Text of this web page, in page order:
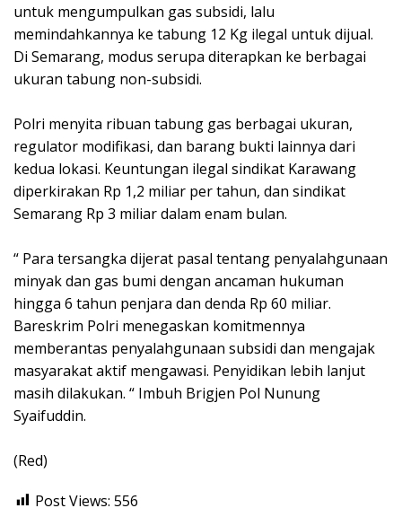
untuk mengumpulkan gas subsidi, lalu
memindahkannya ke tabung 12 Kg ilegal untuk dijual.
Di Semarang, modus serupa diterapkan ke berbagai
ukuran tabung non-subsidi.
Polri menyita ribuan tabung gas berbagai ukuran,
regulator modifikasi, dan barang bukti lainnya dari
kedua lokasi. Keuntungan ilegal sindikat Karawang
diperkirakan Rp 1,2 miliar per tahun, dan sindikat
Semarang Rp 3 miliar dalam enam bulan.
“ Para tersangka dijerat pasal tentang penyalahgunaan
minyak dan gas bumi dengan ancaman hukuman
hingga 6 tahun penjara dan denda Rp 60 miliar.
Bareskrim Polri menegaskan komitmennya
memberantas penyalahgunaan subsidi dan mengajak
masyarakat aktif mengawasi. Penyidikan lebih lanjut
masih dilakukan. “ Imbuh Brigjen Pol Nunung
Syaifuddin.
(Red)
Post Views: 556